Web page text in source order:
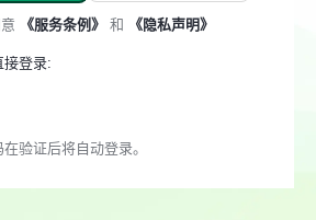
《服务条例》 和 《隐私声明》
接登录:
验证后将自动登录。